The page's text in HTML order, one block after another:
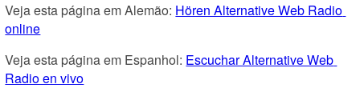
Veja esta página em Alemão: Hören Alternative Web Radio
online
Veja esta página em Espanhol: Escuchar Alternative Web
Radio en vivo